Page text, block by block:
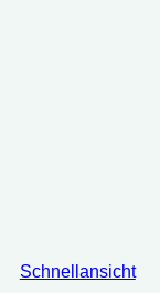
Schnellansicht